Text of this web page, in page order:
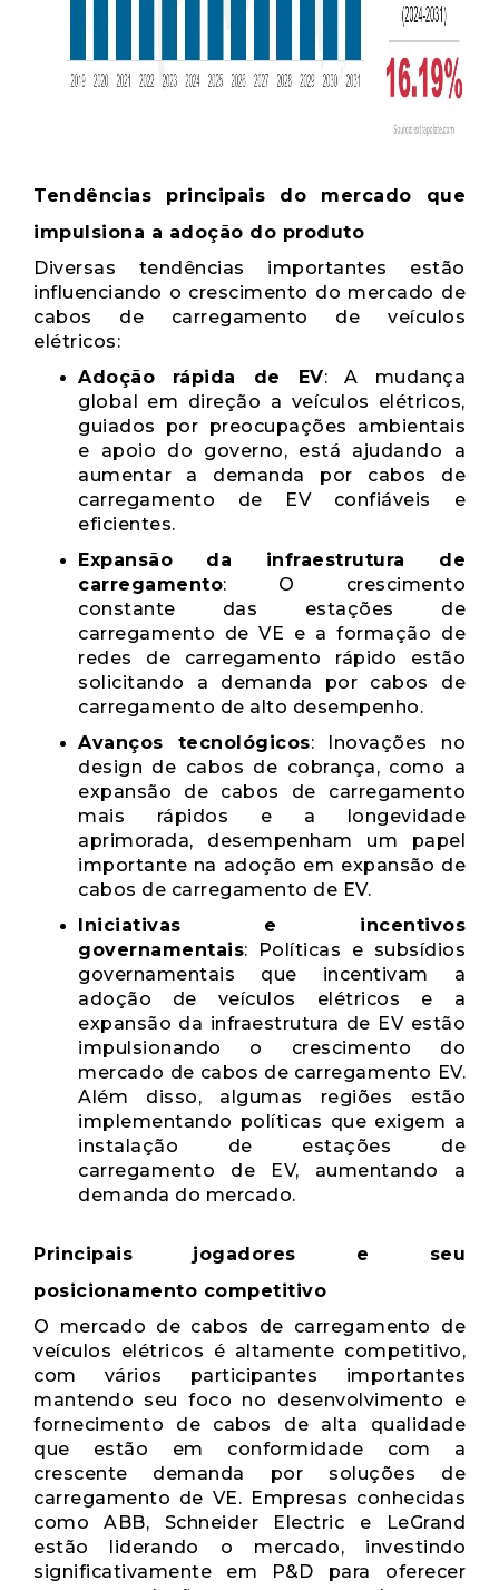
Tendências principais do mercado que
impulsiona a adoção do produto
Diversas tendências importantes estão
influenciando o crescimento do mercado de
cabos de carregamento de veículos
elétricos:
Adoção rápida de EV: A mudança
global em direção a veículos elétricos,
guiados por preocupações ambientais
e apoio do governo, está ajudando a
aumentar a demanda por cabos de
carregamento de EV confiáveis ​​e
eficientes.
Expansão da infraestrutura de
carregamento: O crescimento
constante das estações de
carregamento de VE e a formação de
redes de carregamento rápido estão
solicitando a demanda por cabos de
carregamento de alto desempenho.
Avanços tecnológicos: Inovações no
design de cabos de cobrança, como a
expansão de cabos de carregamento
mais rápidos e a longevidade
aprimorada, desempenham um papel
importante na adoção em expansão de
cabos de carregamento de EV.
Iniciativas e incentivos
governamentais: Políticas e subsídios
governamentais que incentivam a
adoção de veículos elétricos e a
expansão da infraestrutura de EV estão
impulsionando o crescimento do
mercado de cabos de carregamento EV.
Além disso, algumas regiões estão
implementando políticas que exigem a
instalação de estações de
carregamento de EV, aumentando a
demanda do mercado.
Principais jogadores e seu
posicionamento competitivo
O mercado de cabos de carregamento de
veículos elétricos é altamente competitivo,
com vários participantes importantes
mantendo seu foco no desenvolvimento e
fornecimento de cabos de alta qualidade
que estão em conformidade com a
crescente demanda por soluções de
carregamento de VE. Empresas conhecidas
como ABB, Schneider Electric e LeGrand
estão liderando o mercado, investindo
significativamente em P&D para oferecer